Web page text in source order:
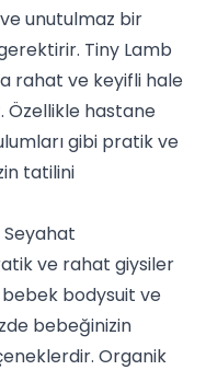
unutulmaz bir
Tiny Lamb
rahat ve keyifli hale
Özellikle hastane
gibi pratik ve
tatilini
ve rahat giysiler
bebek bodysuit ve
bebeğinizin
Organik